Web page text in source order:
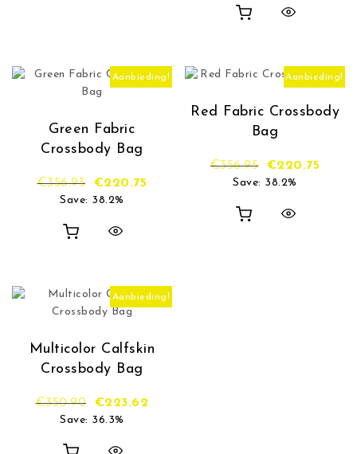
Aanbieding!
Green Fabric
Crossbody Bag
€356.95 Oorspronkelijke prijs was: €356.95.
€220.75 Huidige prijs is: €220.75.
Save: 38.2%
Aanbieding!
Red Fabric Crossbody
Bag
€356.95 €220.75
Save: 38.2%
Aanbieding!
Multicolor Calfskin
Crossbody Bag
€350.90 Oorspronkelijke prijs was: €350.90.
€223.62
Save: 36.3%